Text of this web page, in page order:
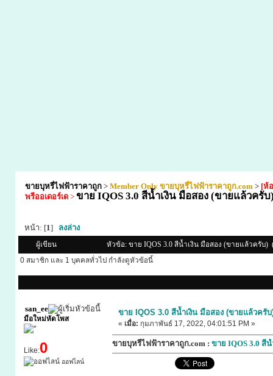
ขายบุหรี่ไฟฟ้าราคาถูก >Member Only ขายบุหรี่ไฟฟ้าราคาถูก.com > [ห้
พรีออเดอร์เด >ขาย IQOS 3.0 สีน้ำเงิน มือสอง (ขายแล้วครับ
หน้า: [1] ลงล่าง
ผู้เขียน
หัวข้อ: ขาย IQOS 3.0 สีน้ำเงิน มือสอง (ขายแล้วครับ)
0 สมาชิก และ 1 บุคคลทั่วไป กำลังดูหัวข้อนี้
san_ee
มือใหม่หัดโพส
Like:0
ออฟไลน์
ขาย IQOS 3.0 สีน้ำเงิน มือสอง (ขายแล้วครับ
« เมื่อ: กุมภาพันธ์ 17, 2022, 04:01:51 PM »
ขายบุหรี่ไฟฟ้าราคาถูก.com : ขาย IQOS 3.0 สี